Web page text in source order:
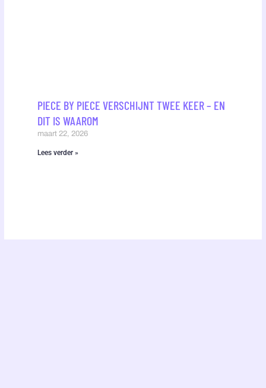
PIECE BY PIECE VERSCHIJNT TWEE KEER – EN
DIT IS WAAROM
maart 22, 2026
Lees verder »